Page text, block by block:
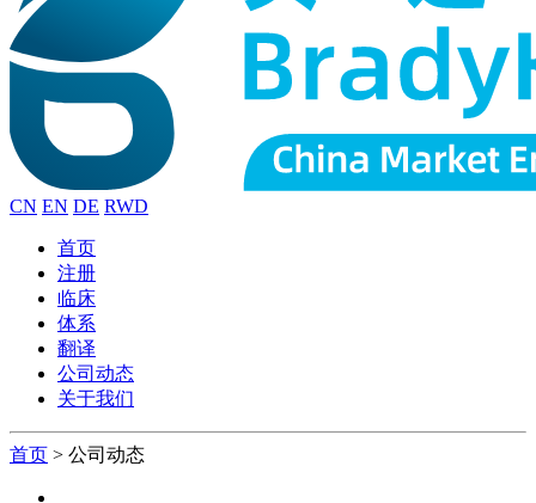
CN EN DE RWD
首页
注册
临床
体系
翻译
公司动态
关于我们
首页 > 公司动态